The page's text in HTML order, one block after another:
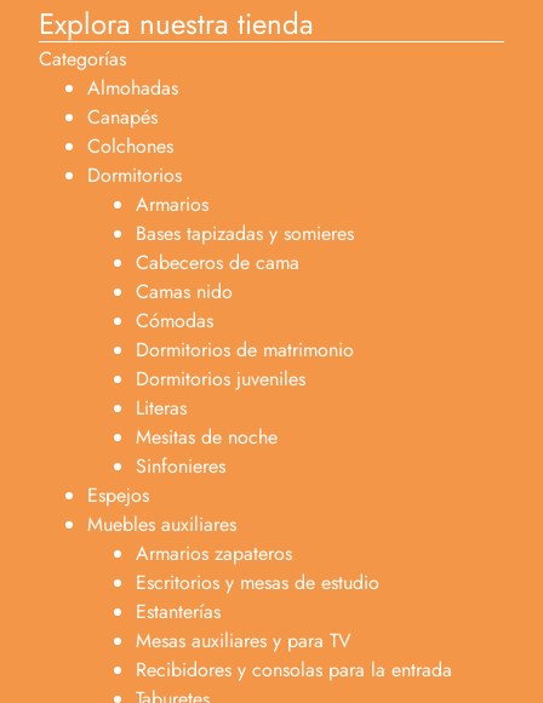
Explora nuestra tienda
Categorías
Almohadas
Canapés
Colchones
Dormitorios
Armarios
Bases tapizadas y somieres
Cabeceros de cama
Camas nido
Cómodas
Dormitorios de matrimonio
Dormitorios juveniles
Literas
Mesitas de noche
Sinfonieres
Espejos
Muebles auxiliares
Armarios zapateros
Escritorios y mesas de estudio
Estanterías
Mesas auxiliares y para TV
Recibidores y consolas para la entrada